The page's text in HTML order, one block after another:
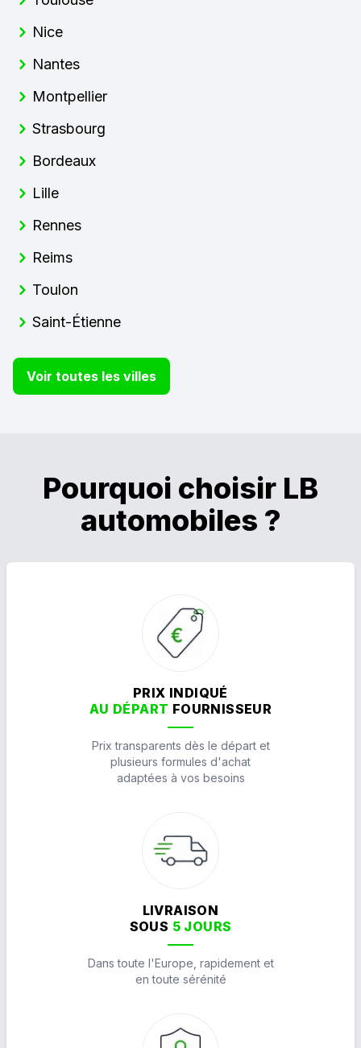
Nice
Nantes
Montpellier
Strasbourg
Bordeaux
Lille
Rennes
Reims
Toulon
Saint-Étienne
Voir toutes les villes
Pourquoi choisir LB
automobiles ?
PRIX INDIQUÉ
AU DÉPART FOURNISSEUR
Prix transparents dès le départ et
plusieurs formules d'achat
adaptées à vos besoins
LIVRAISON
SOUS 5 JOURS
Dans toute l'Europe, rapidement et
en toute sérénité